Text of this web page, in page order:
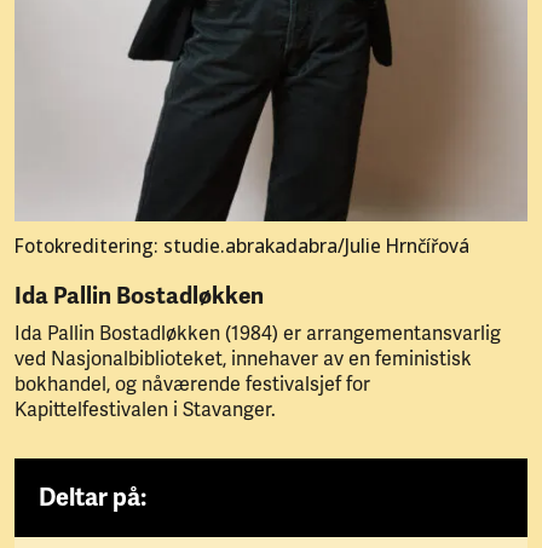
Fotokreditering: studie.abrakadabra/Julie Hrnčířová
Ida Pallin Bostadløkken
Ida Pallin Bostadløkken (1984) er arrangementansvarlig
ved Nasjonalbiblioteket, innehaver av en feministisk
bokhandel, og nåværende festivalsjef for
Kapittelfestivalen i Stavanger.
Deltar på: